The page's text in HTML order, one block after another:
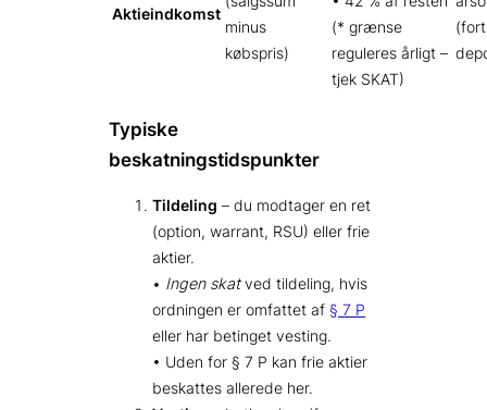
Aktieindkomst
minus
købspris)
(* grænse
reguleres årligt –
tjek SKAT)
Typiske
beskatningstidspunkter
Tildeling – du modtager en ret
(option, warrant, RSU) eller frie
aktier.
• Ingen skatved tildeling, hvis
ordningen er omfattet af § 7 P
eller har betinget vesting.
• Uden for § 7 P kan frie aktier
beskattes allerede her.